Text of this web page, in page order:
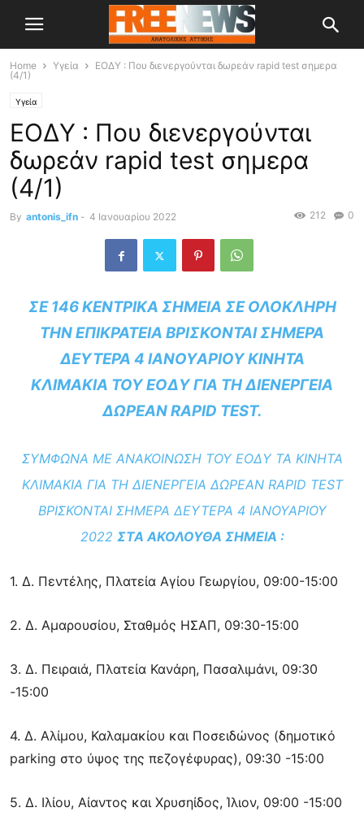
Home Υγεία
ΕΟΔΥ : Που διενεργούνται δωρεάν rapid test σημερα
(4/1)
Υγεία
ΕΟΔΥ : Που διενεργούνται
δωρεάν rapid test σημερα
(4/1)
By antonis_ifn - 4 Ιανουαρίου 2022 0
212
ΣΕ 146 ΚΕΝΤΡΙΚΆ ΣΗΜΕΊΑ ΣΕ ΟΛΌΚΛΗΡΗ
ΤΗΝ ΕΠΙΚΡΆΤΕΙΑ ΒΡΊΣΚΟΝΤΑΙ ΣΉΜΕΡΑ
ΔΕΥΤΈΡΑ 4 ΙΑΝΟΥΑΡΊΟΥΚΙΝΗΤΆ
ΚΛΙΜΆΚΙΑ ΤΟΥ ΕΟΔΥ ΓΙΑ ΤΗ ΔΙΕΝΈΡΓΕΙΑ
ΔΩΡΕΆΝ RAPID TEST.
ΣΎΜΦΩΝΑ ΜΕ ΑΝΑΚΟΊΝΩΣΗ ΤΟΥ ΕΟΔΥ ΤΑ ΚΙΝΗΤΆ
ΚΛΙΜΆΚΙΑ ΓΙΑ ΤΗ ΔΙΕΝΈΡΓΕΙΑ ΔΩΡΕΆΝ RAPID TEST
ΒΡΊΣΚΟΝΤΑΙ ΣΉΜΕΡΑ ΔΕΥΤΈΡΑ 4 ΙΑΝΟΥΑΡΊΟΥ
2022 ΣΤΑ ΑΚΌΛΟΥΘΑ ΣΗΜΕΊΑ :
1. Δ. Πεντέλης, Πλατεία Αγίου Γεωργίου, 09:00-15:00
2. Δ. Αμαρουσίου, Σταθμός ΗΣΑΠ, 09:30-15:00
3. Δ. Πειραιά, Πλατεία Κανάρη, Πασαλιμάνι, 09:30
-15:00
4. Δ. Αλίμου, Καλαμακίου και Ποσειδώνος (δημοτικό
parking στο ύψος της πεζογέφυρας), 09:30 -15:00
5. Δ. Ιλίου, Αίαντος και Χρυσηίδος, Ίλιον, 09:00 -15:00